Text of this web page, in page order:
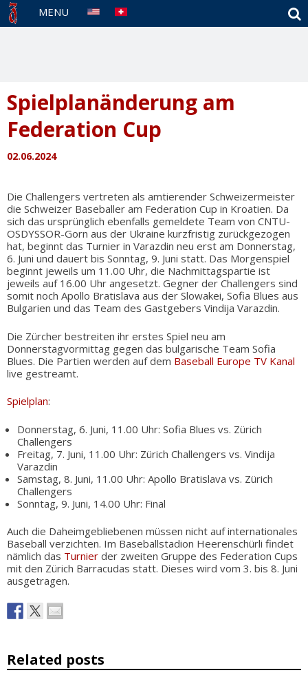
MENU
Spielplanänderung am
Federation Cup
02.06.2024
Die Challengers vertreten als amtierender Schweizermeister
die Schweizer Baseballer am Federation Cup in Kroatien. Da
sich das ursprünglich ebenfalls gemeldete Team von CNTU-
OSDYSSOR-Gorn aus der Ukraine kurzfristig zurückgezogen
hat, beginnt das Turnier in Varazdin neu erst am Donnerstag,
6. Juni und dauert bis Sonntag, 9. Juni statt. Das Morgenspiel
beginnt jeweils um 11.00 Uhr, die Nachmittagspartie ist
jeweils auf 16.00 Uhr angesetzt. Gegner der Challengers sind
somit noch Apollo Bratislava aus der Slowakei, Sofia Blues aus
Bulgarien und das Team des Gastgebers Vindija Varazdin.
Die Zürcher bestreiten ihr erstes Spiel neu am
Donnerstagvormittag gegen das bulgarische Team Sofia
Blues. Die Partien werden auf dem Baseball Europe TV Kanal
live gestreamt.
Spielplan:
Donnerstag, 6. Juni, 11.00 Uhr: Sofia Blues vs. Zürich
Challengers
Freitag, 7. Juni, 11.00 Uhr: Zürich Challengers vs. Vindija
Varazdin
Samstag, 8. Juni, 11.00 Uhr: Apollo Bratislava vs. Zürich
Challengers
Sonntag, 9. Juni, 14.00 Uhr: Final
Auch die Daheimgebliebenen müssen nicht auf internationales
Baseball verzichten. Im Baseballstadion Heerenschürli findet
nämlich das Turnier der zweiten Gruppe des Federation Cups
mit den Zürich Barracudas statt. Dieses wird vom 3. bis 8. Juni
ausgetragen.
Related posts